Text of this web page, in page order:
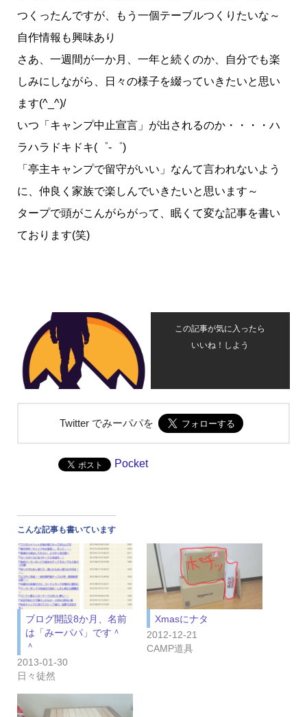
つくったんですが、もう一個テーブルつくりたいな～
自作情報も興味あり
さあ、一週間が一か月、一年と続くのか、自分でも楽
しみにしながら、日々の様子を綴っていきたいと思い
ます(^_^)/
いつ「キャンプ中止宣言」が出されるのか・・・・ハ
ラハラドキドキ(゜-゜)
「亭主キャンプで留守がいい」なんて言われないよう
に、仲良く家族で楽しんでいきたいと思います～
タープで頭がこんがらがって、眠くて変な記事を書い
ております(笑)
この記事が気に入ったら
いいね！しよう
Twitter でみーパパを
Pocket
こんな記事も書いています
ブログ開設8か月、名前
は「みーパパ」です＾
＾
2013-01-30
日々徒然
Xmasにナタ
2012-12-21
CAMP道具